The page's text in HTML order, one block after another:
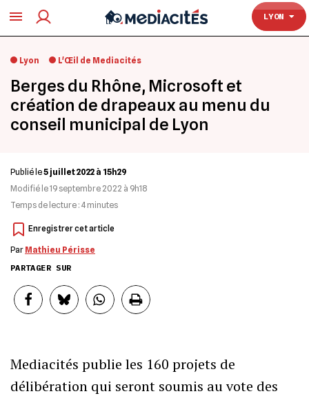
LYON
TOULOUSE
Lyon L'Œil de Mediacités
Berges du Rhône, Microsoft et
création de drapeaux au menu du
conseil municipal de Lyon
Publié le5 juillet 2022 à 15h29
Modifié le19 septembre 2022 à 9h18
Temps de lecture : 4 minutes
Par Mathieu Périsse
PARTAGER SUR
Mediacités publie les 160 projets de
délibération qui seront soumis au vote des